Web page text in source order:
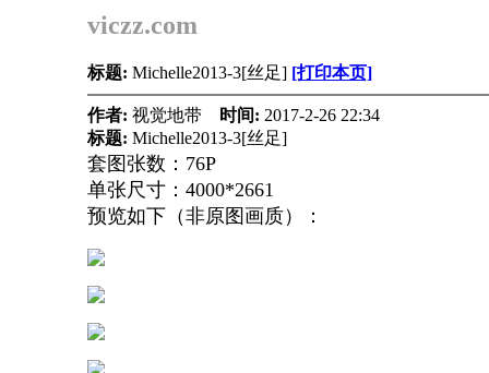
viczz.com
标题: Michelle2013-3[丝足] [打印本页]
作者: 视觉地带 时间: 2017-2-26 22:34
标题: Michelle2013-3[丝足]
套图张数：76P
单张尺寸：4000*2661
预览如下（非原图画质）：